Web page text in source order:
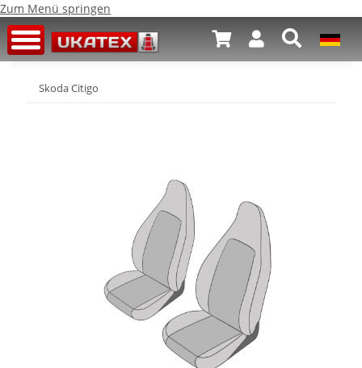
Zum Menü springen
Skoda Citigo